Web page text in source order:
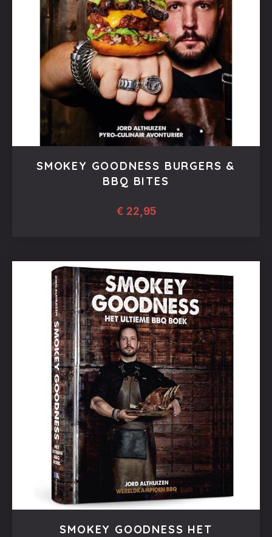
SMOKEY GOODNESS BURGERS &
BBQ BITES
€ 22,95
SMOKEY GOODNESS HET
PREVIOUS